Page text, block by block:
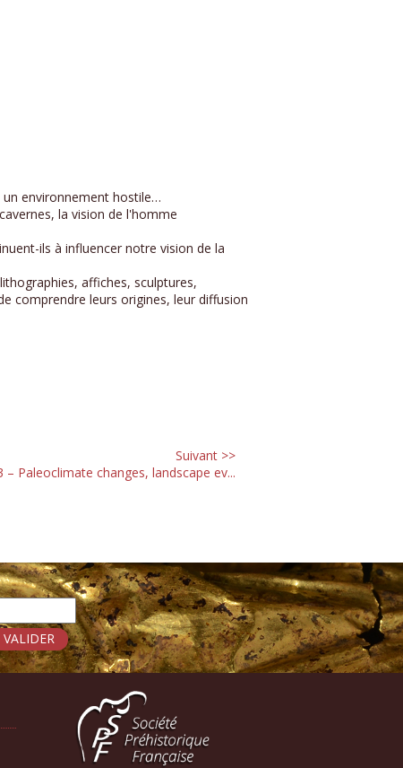
un environnement hostile…
la vision de l'homme
ils à influencer notre vision de la
affiches, sculptures,
comprendre leurs origines, leur diffusion
Suivant >>
– Paleoclimate changes, landscape ev...